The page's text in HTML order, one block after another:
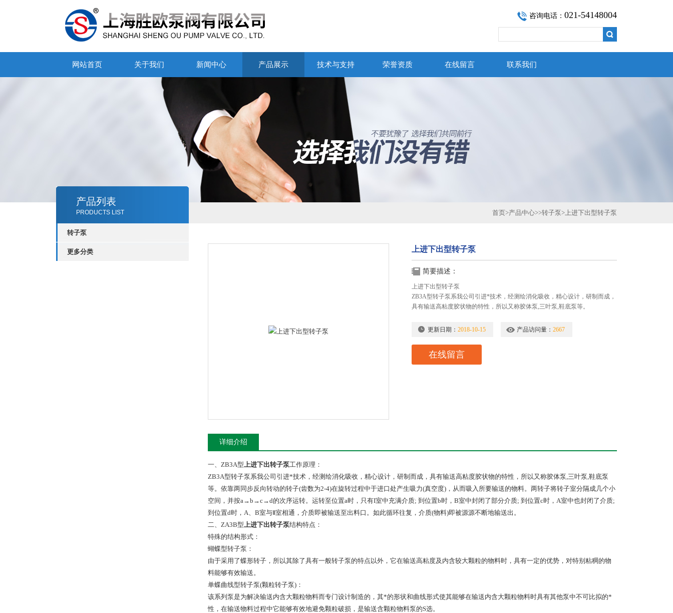
咨询电话： 021-54148004
网站首页 关于我们 新闻中心 产品展示 技术与支持 荣誉资质 在线留言 联系我们
产品列表
PRODUCTS LIST
转子泵
更多分类
首页>产品中心>>转子泵>上进下出型转子泵
上进下出型转子泵
简要描述：
上进下出型转子泵
ZB3A型转子泵系我公司引进*技术，经测绘消化吸收，精心设计，研制而成，
具有输送高粘度胶状物的特性，所以又称胶体泵,三叶泵,鞋底泵等。
更新日期： 2018-10-15 产品访问量： 2667
在线留言
详细介绍
一、ZB3A型上进下出转子泵工作原理：
ZB3A型转子泵系我公司引进*技术，经测绘消化吸收，精心设计，研制而成，具有输送高粘度胶状物的特性，所以又称胶体泵,三叶泵,鞋底泵
等。依靠两同步反向转动的转子(齿数为2-4)在旋转过程中于进口处产生吸力(真空度)，从而吸入所要输送的物料。两转子将转子室分隔成几个小
空间，并按a→b→c→d的次序运转。运转至位置a时，只有I室中充满介质; 到位置b时，B室中封闭了部分介质; 到位置c时，A室中也封闭了介质;
到位置d时，A、B室与Ⅱ室相通，介质即被输送至出料口。如此循环往复，介质(物料)即被源源不断地输送出。
二、ZA3B型上进下出转子泵结构特点：
特殊的结构形式：
蝴蝶型转子泵：
由于采用了蝶形转子，所以其除了具有一般转子泵的特点以外，它在输送高粘度及内含较大颗粒的物料时，具有一定的优势，对特别粘稠的物
料能够有效输送。
单蝶曲线型转子泵(颗粒转子泵)：
该系列泵是为解决输送内含大颗粒物料而专门设计制造的，其*的形状和曲线形式使其能够在输送内含大颗粒物料时具有其他泵中不可比拟的*
性，在输送物料过程中它能够有效地避免颗粒破损，是输送含颗粒物料泵的S选。